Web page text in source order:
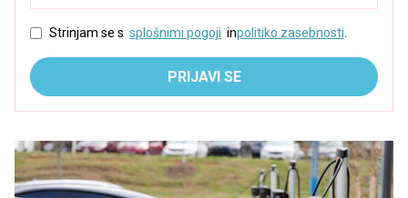
Strinjam se s splošnimi pogoji inpolitiko zasebnosti
PRIJAVI SE